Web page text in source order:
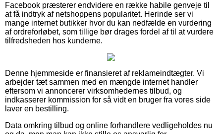
Facebook præsterer endvidere en række habile genveje til
at få indtryk af netshoppens popularitet. Herinde ser vi
mange internet butikker hvor du kan nedfælde en vurdering
af ordreforløbet, som tillige bør drages fordel af til at vurdere
tilfredsheden hos kunderne.
Denne hjemmeside er finansieret af reklameindtægter. Vi
arbejder tæt sammen med en mængde internet handler
eftersom vi annoncerer virksomhedernes tilbud, og
indkasserer kommission for så vidt en bruger fra vores side
laver en bestilling.
Data omkring tilbud og online forhandlere vedligeholdes nu